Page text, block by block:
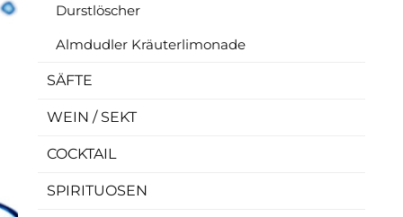
Durstlöscher
Almdudler Kräuterlimonade
SÄFTE
WEIN / SEKT
COCKTAIL
SPIRITUOSEN